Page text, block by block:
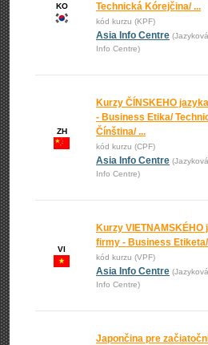
KO
Technická Kórejčina/ ...
kód kurzu (KPF)
Asia Info Centre
Info Centre)
ZH
Kurzy ČÍNSKEHO
- Business Etika/
Čínština/ ...
kód kurzu (CPF)
Asia Info Centre
Info Centre)
VI
Kurzy VIETNAMSKÉHO
firmy - Business Etiketa/
kód kurzu (VPF)
Asia Info Centre
Info Centre)
Japončina pre